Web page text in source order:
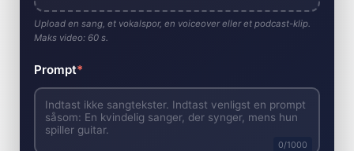
Upload en sang, et vokalspor, en voiceover eller et podcast-klip.
Maks video: 60 s.
Prompt*
0/1000